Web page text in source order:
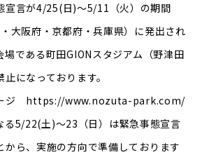
宣言が4/25(日)～5/11（火）の期間
大阪府・京都府・兵庫県）に発出され
場である町田GIONスタジアム（野津田
止になっております。
ジ https://www.nozuta-park.com/
る5/22(土)～23（日）は緊急事態宣言
から、実施の方向で準備しております